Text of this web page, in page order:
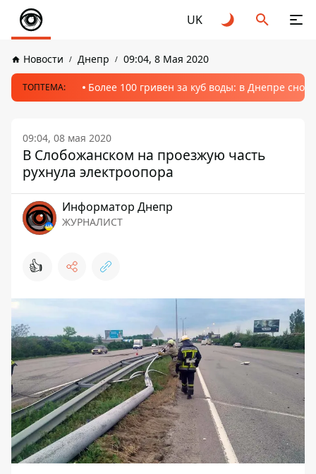
UK
Новости Днепр 09:04, 8 Мая 2020
ТОПТЕМА: Более 100 гривен за куб воды: в Днепре
09:04, 08 мая 2020
В Слобожанском на проезжую часть
рухнула электроопора
Информатор Днепр
ЖУРНАЛИСТ
👍